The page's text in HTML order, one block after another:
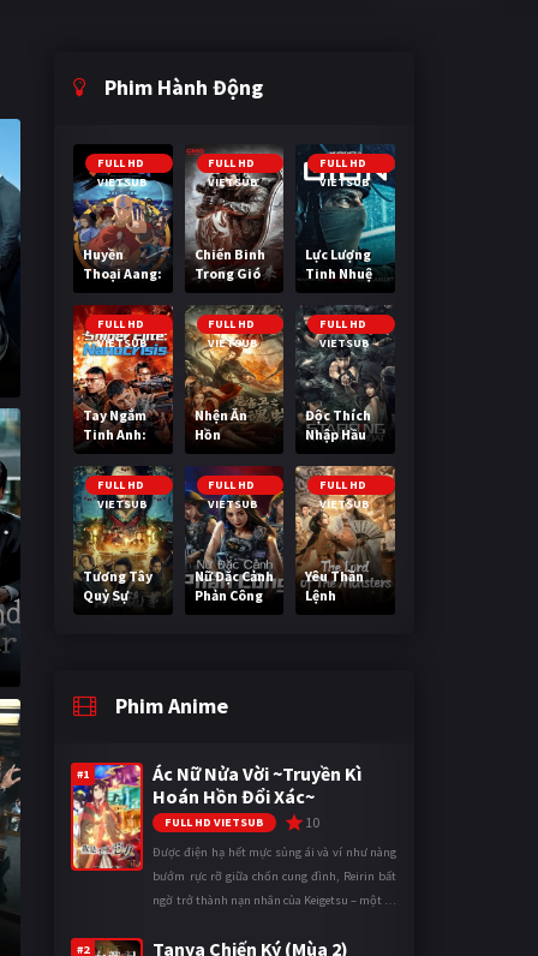
Phim Hành Động
FULL HD
VIETSUB
Huyền
Thoại Aang:
Tiết Khí Sư
Cuối Cùng
FULL HD
VIETSUB
Chiến Binh
Trong Gió
FULL HD
VIETSUB
Lực Lượng
Tinh Nhuệ
FULL HD
VIETSUB
Tay Ngắm
Tinh Anh:
Nguy Cơ
Nano
FULL HD
VIETSUB
Nhện Ăn
Hồn
FULL HD
VIETSUB
Độc Thích
Nhập Hầu
FULL HD
VIETSUB
Tương Tây
Quỷ Sự
FULL HD
VIETSUB
Nữ Đặc Cảnh
Phản Công
FULL HD
VIETSUB
Yêu Thần
Lệnh
Phim Anime
#1
Ác Nữ Nửa Vời ~Truyền Kì
Hoán Hồn Đổi Xác~
FULL HD VIETSUB 10
Được điện hạ hết mực sủng ái và ví như nàng
bướm rực rỡ giữa chốn cung đình, Reirin bất
ngờ trở thành nạn nhân của Keigetsu – một kẻ
thuật để hoán đổi th ...
#2 Tanya Chiến Ký (Mùa 2)